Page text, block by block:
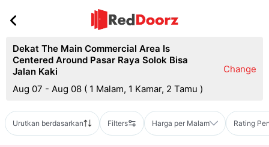
Dekat The Main Commercial Area Is
Centered Around Pasar Raya Solok Bisa
Jalan Kaki
Aug 07 - Aug 08 ( 1 Malam, 1 Kamar, 2 Tamu )
Change
Urutkan berdasarkan Filters Harga per Malam Rating